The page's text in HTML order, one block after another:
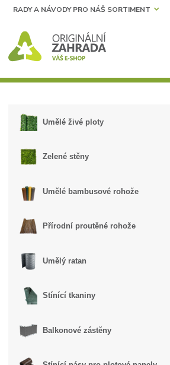
RADY A NÁVODY PRO NÁŠ SORTIMENT
Umělé živé ploty
Zelené stěny
Umělé bambusové rohože
Přírodní proutěné rohože
Umělý ratan
Stínící tkaniny
Balkonové zástěny